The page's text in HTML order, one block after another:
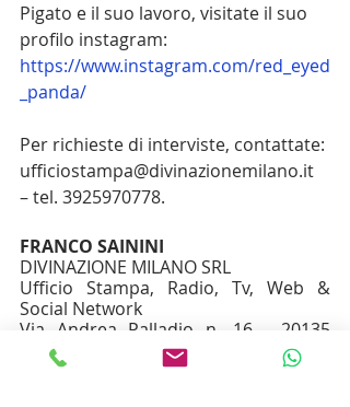
Pigato e il suo lavoro, visitate il suo
profilo instagram:
https://www.instagram.com/red_eyed
_panda/
Per richieste di interviste, contattate:
ufficiostampa@divinazionemilano.it
– tel. 3925970778.
FRANCO SAININI
DIVINAZIONE MILANO SRL
Ufficio Stampa, Radio, Tv, Web &
Social Network
Via Andrea Palladio n. 16 - 20135
Milano
Tel. 0258310655 mob. 3925970778